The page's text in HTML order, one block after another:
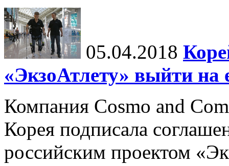
05.04.2018
«ЭкзоАтлету» выйти на
Компания Cosmo and
Корея подписала
российским проектом